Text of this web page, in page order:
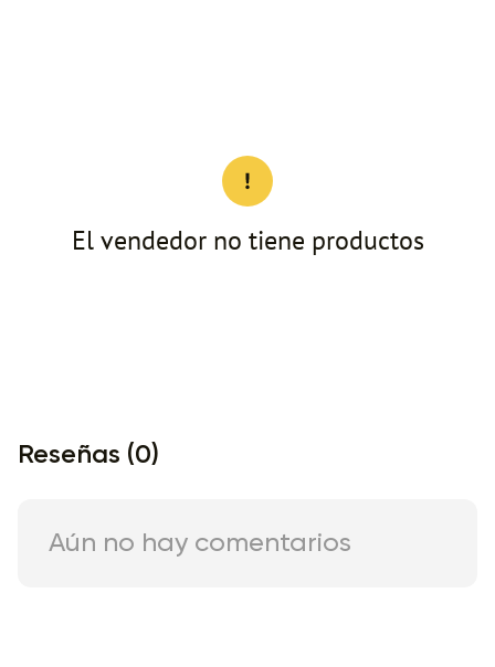
El vendedor no tiene productos
Reseñas (0)
Aún no hay comentarios